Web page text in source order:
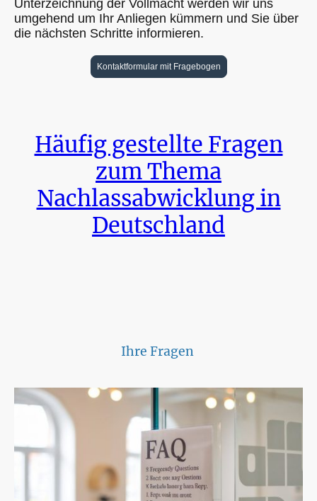
Unterzeichnung der Vollmacht werden wir uns
umgehend um Ihr Anliegen kümmern und Sie über
die nächsten Schritte informieren.
Kontaktformular mit Fragebogen
Häufig gestellte Fragen
zum Thema
Nachlassabwicklung in
Deutschland
Ihre Fragen